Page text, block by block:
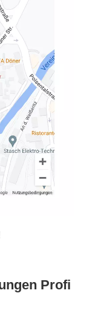
Profi